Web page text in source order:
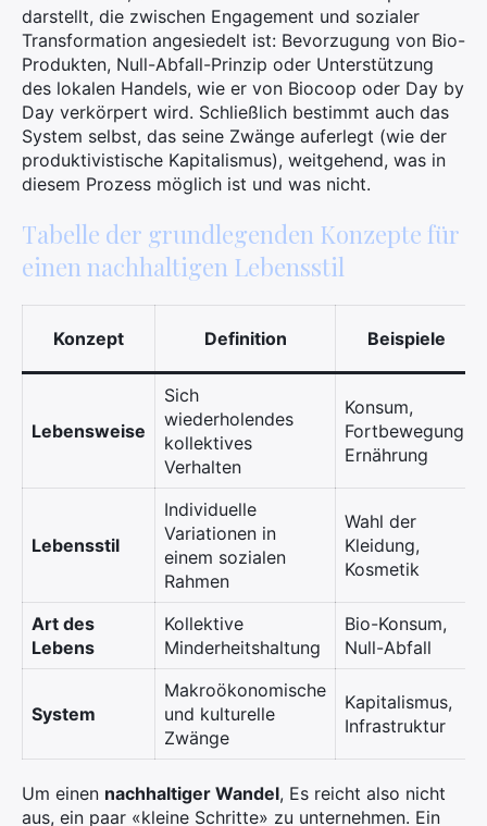
darstellt, die zwischen Engagement und sozialer
Transformation angesiedelt ist: Bevorzugung von Bio-
Produkten, Null-Abfall-Prinzip oder Unterstützung
des lokalen Handels, wie er von Biocoop oder Day by
Day verkörpert wird. Schließlich bestimmt auch das
System selbst, das seine Zwänge auferlegt (wie der
produktivistische Kapitalismus), weitgehend, was in
diesem Prozess möglich ist und was nicht.
Tabelle der grundlegenden Konzepte für
einen nachhaltigen Lebensstil
Konzept Definition Beispiele
Lebensweise
Sich
wiederholendes
kollektives
Verhalten
Konsum,
Fortbewegung,
Ernährung
Lebensstil
Individuelle
Variationen in
einem sozialen
Rahmen
Wahl der
Kleidung,
Kosmetik
Art des
Lebens
Kollektive
Minderheitshaltung
Bio-Konsum,
Null-Abfall
System
Makroökonomische
und kulturelle
Zwänge
Kapitalismus,
Infrastruktur
Um einen nachhaltiger Wandel, Es reicht also nicht
aus, ein paar «kleine Schritte» zu unternehmen. Ein